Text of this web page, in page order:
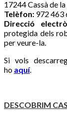
17244 Cassà de la
Telèfon: 972 463
Direcció
protegida dels
per veure-la.
Si vols
ho aquí.
DESCOBRIM